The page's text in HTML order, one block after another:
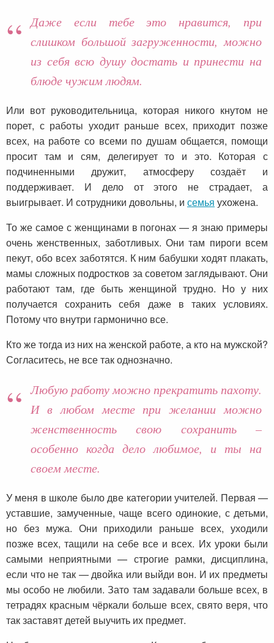
Даже если тебе это нравится, при
слишком большой загруженности, можно
из себя всю душу достать и принести на
блюде чужим людям.
Или вот руководительница, которая никого кнутом не
порет, с работы уходит раньше всех, приходит позже
всех, на работе со всеми по душам общается, помощи
просит там и сям, делегирует то и это. Которая с
подчиненными дружит, атмосферу создаёт и
поддерживает. И дело от этого не страдает, а
выигрывает. И сотрудники довольны, и семья ухожена.
То же самое с женщинами в погонах — я знаю примеры
очень женственных, заботливых. Они там пироги всем
пекут, обо всех заботятся. К ним бабушки ходят плакать,
мамы сложных подростков за советом заглядывают. Они
работают там, где быть женщиной трудно. Но у них
получается сохранить себя даже в таких условиях.
Потому что внутри гармонично все.
Кто же тогда из них на женской работе, а кто на мужской?
Согласитесь, не все так однозначно.
Любую работу можно прекратить пахоту.
И в любом месте при желании можно
женственность свою сохранить –
особенно когда дело любимое, и ты на
своем месте.
У меня в школе было две категории учителей. Первая —
уставшие, замученные, чаще всего одинокие, с детьми,
но без мужа. Они приходили раньше всех, уходили
позже всех, тащили на себе все и всех. Их уроки были
самыми неприятными — строгие рамки, дисциплина,
если что не так — двойка или выйди вон. И их предметы
мы особо не любили. Зато там задавали больше всех, в
тетрадях красным чёркали больше всех, свято веря, что
так заставят детей выучить их предмет.